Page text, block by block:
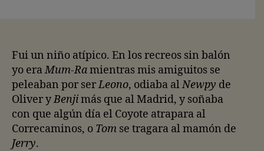
Fui un niño atípico. En los recreos sin balón
yo eraMum-Ramientras mis amiguitos se
peleaban por serLeono, odiaba alNewpy de
Oliver yBenjimás que al Madrid, y soñaba
con que algún día el Coyote atrapara al
Correcaminos, o Tom se tragara al mamón de
Jerry.